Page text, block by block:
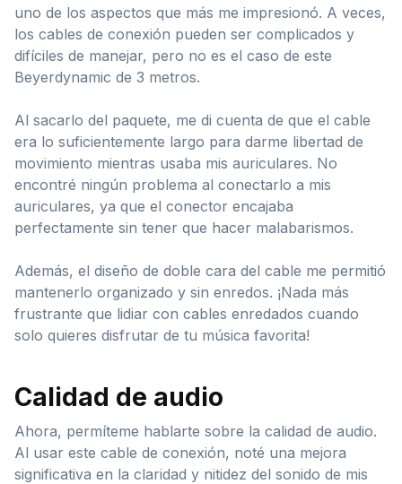
uno de los aspectos que más me impresionó. A veces,
los cables de conexión pueden ser complicados y
difíciles de manejar, pero no es el caso de este
Beyerdynamic de 3 metros.
Al sacarlo del paquete, me di cuenta de que el cable
era lo suficientemente largo para darme libertad de
movimiento mientras usaba mis auriculares. No
encontré ningún problema al conectarlo a mis
auriculares, ya que el conector encajaba
perfectamente sin tener que hacer malabarismos.
Además, el diseño de doble cara del cable me permitió
mantenerlo organizado y sin enredos. ¡Nada más
frustrante que lidiar con cables enredados cuando
solo quieres disfrutar de tu música favorita!
Calidad de audio
Ahora, permíteme hablarte sobre la calidad de audio.
Al usar este cable de conexión, noté una mejora
significativa en la claridad y nitidez del sonido de mis